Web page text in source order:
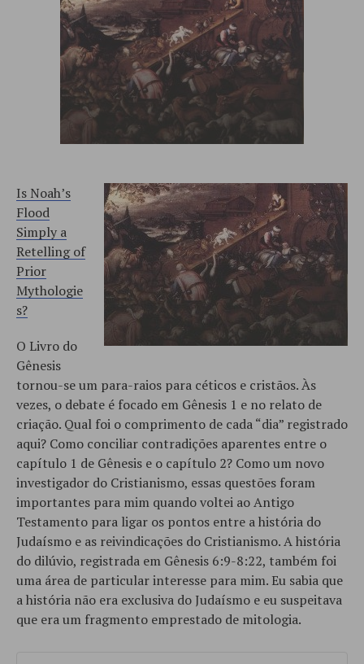
Is Noah’s
Flood
Simply a
Retelling of
Prior
Mythologie
s?
O Livro do
Gênesis
tornou-se um para-raios para céticos e cristãos. Às
vezes, o debate é focado em Gênesis 1 e no relato de
criação. Qual foi o comprimento de cada “dia” registrado
aqui? Como conciliar contradições aparentes entre o
capítulo 1 de Gênesis e o capítulo 2? Como um novo
investigador do Cristianismo, essas questões foram
importantes para mim quando voltei ao Antigo
Testamento para ligar os pontos entre a história do
Judaísmo e as reivindicações do Cristianismo. A história
do dilúvio, registrada em Gênesis 6:9-8:22, também foi
uma área de particular interesse para mim. Eu sabia que
a história não era exclusiva do Judaísmo e eu suspeitava
que era um fragmento emprestado de mitologia.